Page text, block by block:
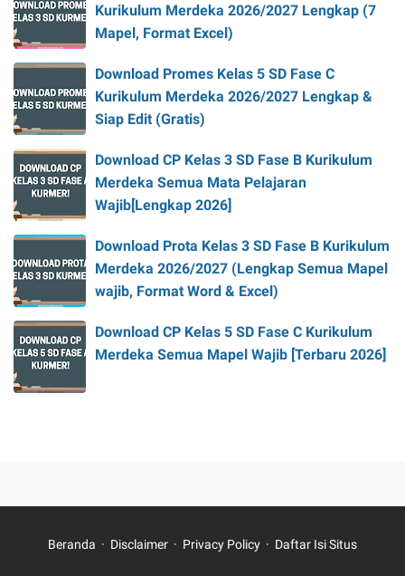
Kurikulum Merdeka 2026/2027 Lengkap (7
Mapel, Format Excel)
Download Promes Kelas 5 SD Fase C
Kurikulum Merdeka 2026/2027 Lengkap &
Siap Edit (Gratis)
Download CP Kelas 3 SD Fase B Kurikulum
Merdeka Semua Mata Pelajaran
Wajib[Lengkap 2026]
Download Prota Kelas 3 SD Fase B Kurikulum
Merdeka 2026/2027 (Lengkap Semua Mapel
wajib, Format Word & Excel)
Download CP Kelas 5 SD Fase C Kurikulum
Merdeka Semua Mapel Wajib [Terbaru 2026]
Beranda Disclaimer Privacy Policy Daftar Isi Situs